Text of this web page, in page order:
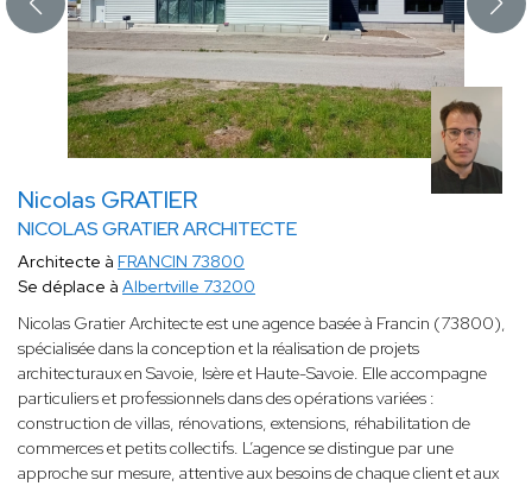
Nicolas GRATIER
NICOLAS GRATIER ARCHITECTE
Architecte à FRANCIN 73800
Se déplace à Albertville 73200
Nicolas Gratier Architecte est une agence basée à Francin (73800),
spécialisée dans la conception et la réalisation de projets
architecturaux en Savoie, Isère et Haute-Savoie. Elle accompagne
particuliers et professionnels dans des opérations variées :
construction de villas, rénovations, extensions, réhabilitation de
commerces et petits collectifs. L’agence se distingue par une
approche sur mesure, attentive aux besoins de chaque client et aux